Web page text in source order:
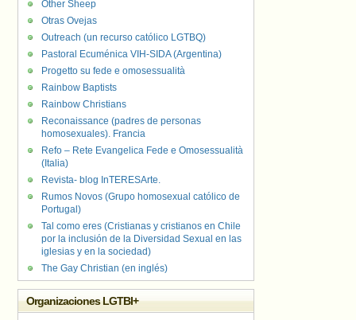
Other Sheep
Otras Ovejas
Outreach (un recurso católico LGTBQ)
Pastoral Ecuménica VIH-SIDA (Argentina)
Progetto su fede e omosessualità
Rainbow Baptists
Rainbow Christians
Reconaissance (padres de personas
homosexuales). Francia
Refo – Rete Evangelica Fede e Omosessualità
(Italia)
Revista- blog InTERESArte.
Rumos Novos (Grupo homosexual católico de
Portugal)
Tal como eres (Cristianas y cristianos en Chile
por la inclusión de la Diversidad Sexual en las
iglesias y en la sociedad)
The Gay Christian (en inglés)
Organizaciones LGTBI+